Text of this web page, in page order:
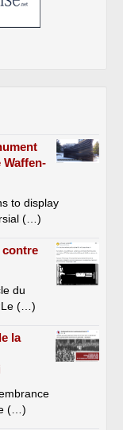
to display
(…)
contre
du
(…)
la
(…)